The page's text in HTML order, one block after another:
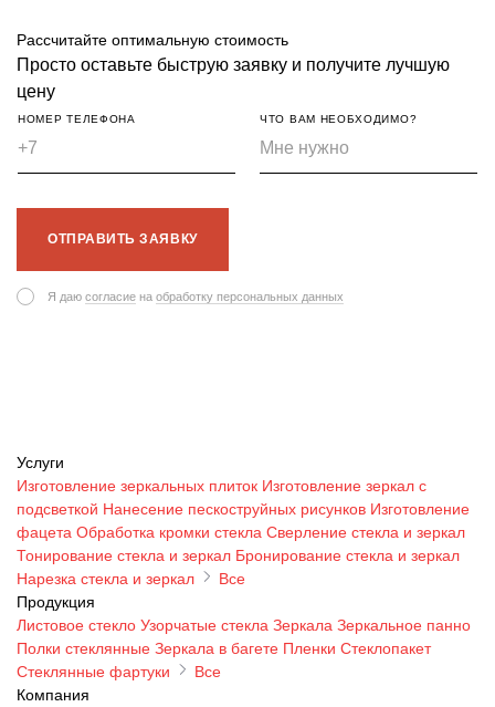
Рассчитайте оптимальную стоимость
Просто оставьте быструю заявку и получите лучшую
цену
НОМЕР ТЕЛЕФОНА ЧТО ВАМ НЕОБХОДИМО?
ОТПРАВИТЬ ЗАЯВКУ
Я даю согласие на обработку персональных данных
Услуги
Изготовление зеркальных плиток Изготовление зеркал с
подсветкой Нанесение пескоструйных рисунков Изготовление
фацета Обработка кромки стекла Сверление стекла и зеркал
Тонирование стекла и зеркал Бронирование стекла и зеркал
Нарезка стекла и зеркал
Все
Продукция
Листовое стекло Узорчатые стекла Зеркала Зеркальное панно
Полки стеклянные Зеркала в багете Пленки Стеклопакет
Стеклянные фартуки
Все
Компания